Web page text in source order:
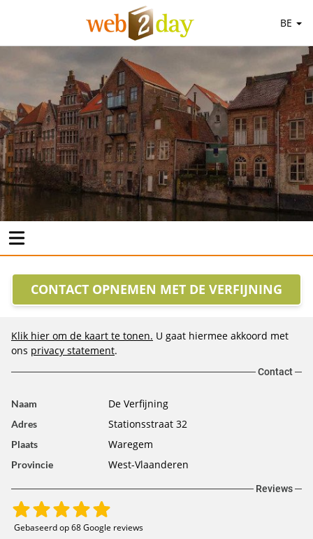
BE
CONTACT OPNEMEN MET DE VERFIJNING
Klik hier om de kaart te tonen. U gaat hiermee akkoord met
ons privacy statement.
Contact
Naam De Verfijning
Adres Stationsstraat 32
Plaats Waregem
Provincie West-Vlaanderen
Reviews
Gebaseerd op 68 Google reviews